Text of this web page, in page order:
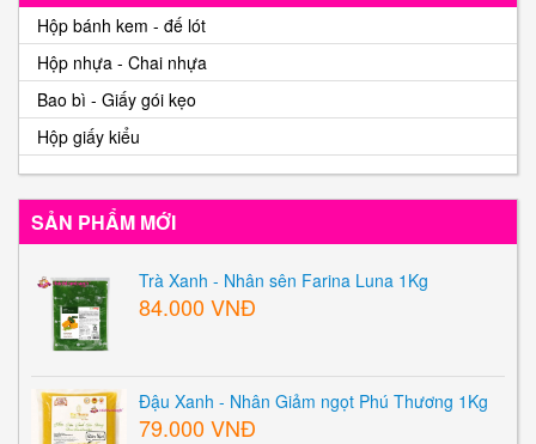
Hộp bánh kem - đế lót
Hộp nhựa - Chai nhựa
Bao bì - Giấy gói kẹo
Hộp giấy kiểu
SẢN PHẨM MỚI
Trà Xanh - Nhân sên Farina Luna 1Kg
84.000 VNĐ
Đậu Xanh - Nhân Giảm ngọt Phú Thương 1Kg
79.000 VNĐ